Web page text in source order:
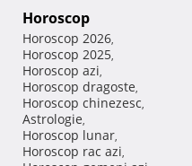
Horoscop
Horoscop 2026,
Horoscop 2025,
Horoscop azi,
Horoscop dragoste,
Horoscop chinezesc,
Astrologie,
Horoscop lunar,
Horoscop rac azi,